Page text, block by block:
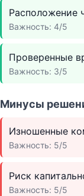
Расположение
Важность: 4/5
Проверенные
Важность: 3/5
Минусы
Изношенные
Важность: 5/5
Риск
Важность: 5/5